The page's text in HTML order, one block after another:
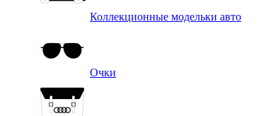
Коллекционные модельки авто
Очки